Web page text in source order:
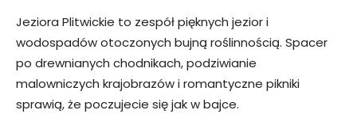
Jeziora Plitwickie to zespół pięknych jezior i
wodospadów otoczonych bujną roślinnością. Spacer
po drewnianych chodnikach, podziwianie
malowniczych krajobrazów i romantyczne pikniki
sprawią, że poczujecie się jak w bajce.